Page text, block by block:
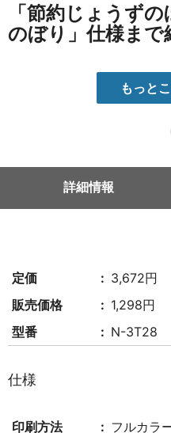
「節約じょうず
のぼり」仕様まで
もっと
詳細情報
定価
3,672円
販売価格
1,298円
型番
N-3T28
仕様
印刷方法 フルカラ